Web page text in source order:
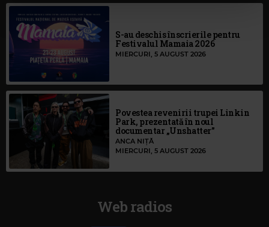
S-au deschis înscrierile pentru
Festivalul Mamaia 2026
MIERCURI, 5 AUGUST 2026
Povestea revenirii trupei Linkin
Park, prezentată în noul
documentar „Unshatter”
ANCA NIȚĂ
MIERCURI, 5 AUGUST 2026
Web radios